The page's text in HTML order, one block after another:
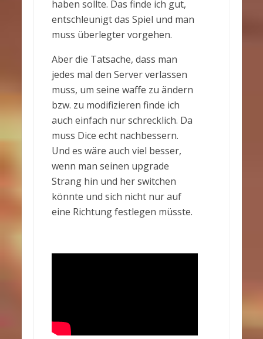
haben sollte. Das finde ich gut,
entschleunigt das Spiel und man
muss überlegter vorgehen.
Aber die Tatsache, dass man
jedes mal den Server verlassen
muss, um seine waffe zu ändern
bzw. zu modifizieren finde ich
auch einfach nur schrecklich. Da
muss Dice echt nachbessern.
Und es wäre auch viel besser,
wenn man seinen upgrade
Strang hin und her switchen
könnte und sich nicht nur auf
eine Richtung festlegen müsste.